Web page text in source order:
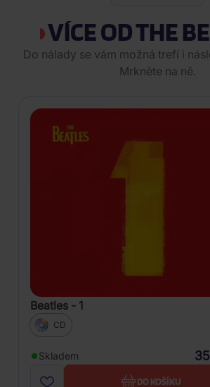
VÍCE OD THE
Do nálady se vám možná trefí i
Mrkněte na ně.
Beatles - 1
CD
Skladem
DO KOŠÍKU